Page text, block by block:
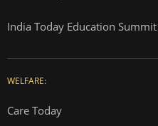
India Today Education Summit
WELFARE:
Care Today